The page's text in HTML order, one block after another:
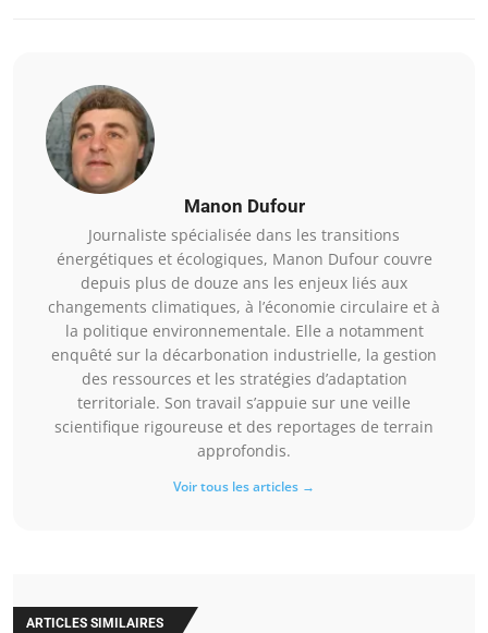
Manon Dufour
Journaliste spécialisée dans les transitions
énergétiques et écologiques, Manon Dufour couvre
depuis plus de douze ans les enjeux liés aux
changements climatiques, à l’économie circulaire et à
la politique environnementale. Elle a notamment
enquêté sur la décarbonation industrielle, la gestion
des ressources et les stratégies d’adaptation
territoriale. Son travail s’appuie sur une veille
scientifique rigoureuse et des reportages de terrain
approfondis.
Voir tous les articles →
ARTICLES SIMILAIRES